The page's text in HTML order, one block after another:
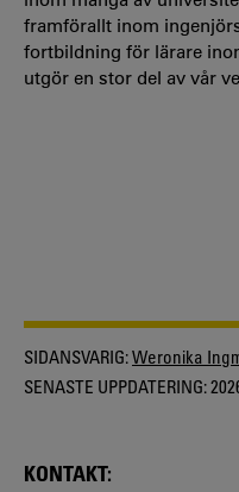
framförallt inom
fortbildning för lärare
utgör en stor del av vår
SIDANSVARIG:Weronika
SENASTE UPPDATERING:
KONTAKT: